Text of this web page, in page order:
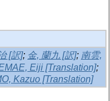
[訳]; 金, 蘭九 [訳]; 南雲,
Eiji [Translation];
Kazuo [Translation]